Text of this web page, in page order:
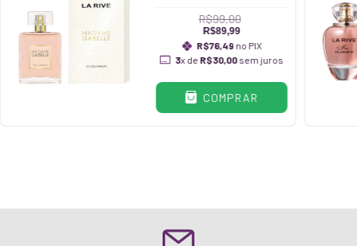
R$99,00
R$89,99
R$76,49 no PIX
3x de R$30,00sem juros
COMPRAR